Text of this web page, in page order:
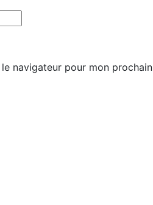
navigateur pour mon prochain